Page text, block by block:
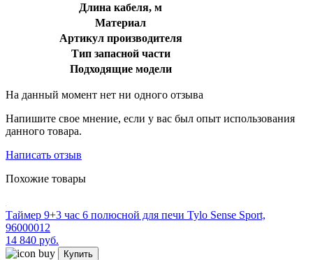
Длина кабеля, м
Материал
Артикул производителя
Тип запасной части
Подходящие модели
На данный момент нет ни одного отзыва
Напишите свое мнение, если у вас был опыт использования
данного товара.
Написать отзыв
Похожие товары
Таймер 9+3 час 6 полюсной для печи Tylo Sense Sport,
96000012
14 840 руб.
Купить